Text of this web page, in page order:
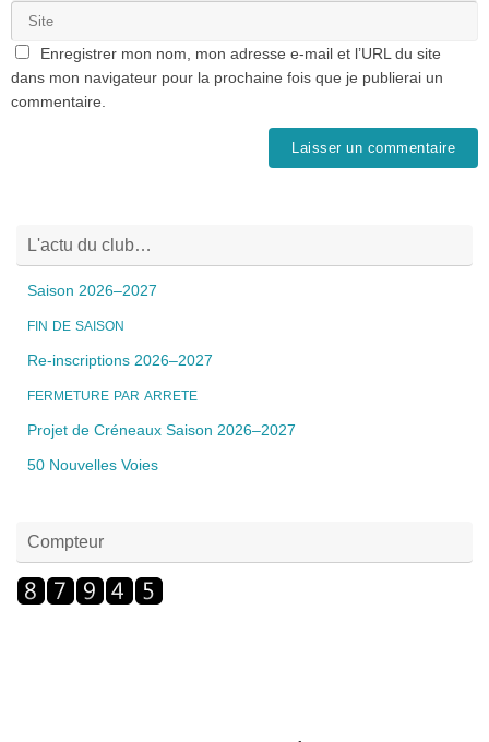
Enregistrer mon nom, mon adresse e-mail et l’URL du site
dans mon navigateur pour la prochaine fois que je publierai un
commentaire.
L'actu du club…
Saison 2026–2027
FIN DE SAISON
Re-inscriptions 2026–2027
FERMETURE PAR ARRETE
Projet de Créneaux Saison 2026–2027
50 Nouvelles Voies
Compteur